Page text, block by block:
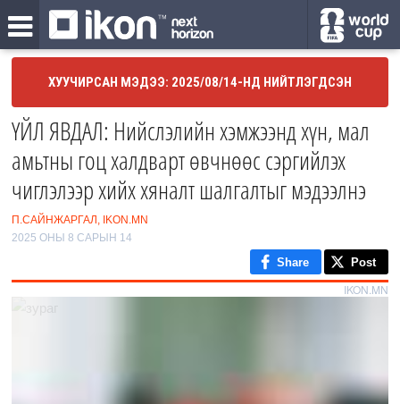
ХУУЧИРСАН МЭДЭЭ: 2025/08/14-НД НИЙТЛЭГДСЭН
ҮЙЛ ЯВДАЛ: Нийслэлийн хэмжээнд хүн, мал
амьтны гоц халдварт өвчнөөс сэргийлэх
чиглэлээр хийх хяналт шалгалтыг мэдээлнэ
П.САЙНЖАРГАЛ, IKON.MN
2025 ОНЫ 8 САРЫН 14
Share Post
IKON.MN